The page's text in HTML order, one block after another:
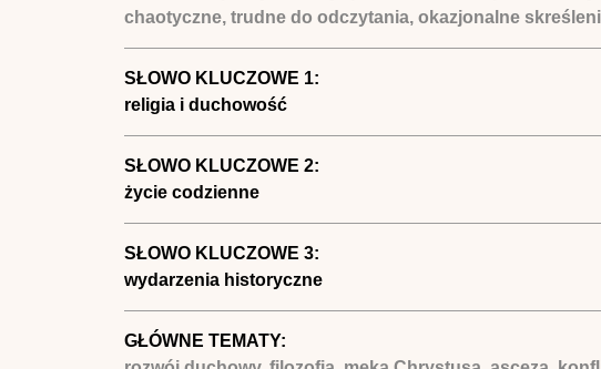
chaotyczne, trudne do odczytania, okazjonalne
SŁOWO KLUCZOWE 1:
religia i duchowość
SŁOWO KLUCZOWE 2:
życie codzienne
SŁOWO KLUCZOWE 3:
wydarzenia historyczne
GŁÓWNE TEMATY: